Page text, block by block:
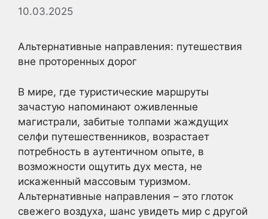
10.03.2025
Альтернативные направления: путешествия
вне проторенных дорог
В мире, где туристические маршруты
зачастую напоминают оживленные
магистрали, забитые толпами жаждущих
селфи путешественников, возрастает
потребность в аутентичном опыте, в
возможности ощутить дух места, не
искаженный массовым туризмом.
Альтернативные направления – это глоток
свежего воздуха, шанс увидеть мир с другой